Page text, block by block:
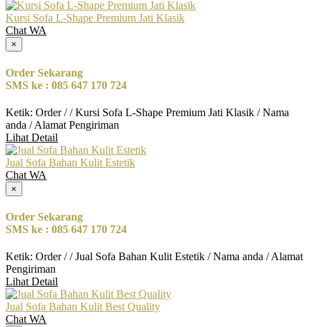
Kursi Sofa L-Shape Premium Jati Klasik
Chat WA
×
Order Sekarang
SMS ke : 085 647 170 724
Ketik: Order / / Kursi Sofa L-Shape Premium Jati Klasik / Nama
anda / Alamat Pengiriman
Lihat Detail
Jual Sofa Bahan Kulit Estetik
Chat WA
×
Order Sekarang
SMS ke : 085 647 170 724
Ketik: Order / / Jual Sofa Bahan Kulit Estetik / Nama anda / Alamat
Pengiriman
Lihat Detail
Jual Sofa Bahan Kulit Best Quality
Chat WA